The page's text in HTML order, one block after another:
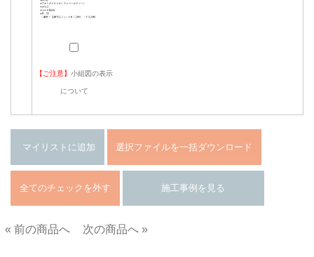
【ご注意】 小組図の表示
について
« 前の商品へ
次の商品へ »